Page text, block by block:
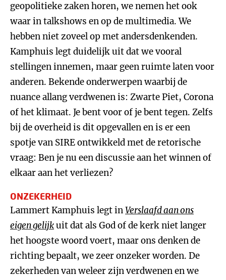
geopolitieke zaken horen, we nemen het ook
waar in talkshows en op de multimedia. We
hebben niet zoveel op met andersdenkenden.
Kamphuis legt duidelijk uit dat we vooral
stellingen innemen, maar geen ruimte laten voor
anderen. Bekende onderwerpen waarbij de
nuance allang verdwenen is: Zwarte Piet, Corona
of het klimaat. Je bent voor of je bent tegen. Zelfs
bij de overheid is dit opgevallen en is er een
spotje van SIRE ontwikkeld met de retorische
vraag: Ben je nu een discussie aan het winnen of
elkaar aan het verliezen?
ONZEKERHEID
Lammert Kamphuis legt inVerslaafd aan ons
eigen gelijkuit dat als God of de kerk niet langer
het hoogste woord voert, maar ons denken de
richting bepaalt, we zeer onzeker worden. De
zekerheden van weleer zijn verdwenen en we